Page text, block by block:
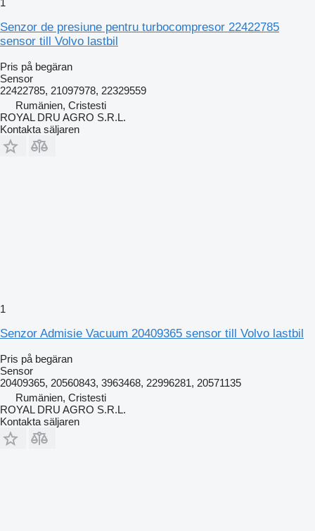
1
Senzor de presiune pentru turbocompresor 22422785
sensor till Volvo lastbil
Pris på begäran
Sensor
22422785, 21097978, 22329559
Rumänien, Cristesti
ROYAL DRU AGRO S.R.L.
Kontakta säljaren
1
Senzor Admisie Vacuum 20409365 sensor till Volvo lastbil
Pris på begäran
Sensor
20409365, 20560843, 3963468, 22996281, 20571135
Rumänien, Cristesti
ROYAL DRU AGRO S.R.L.
Kontakta säljaren